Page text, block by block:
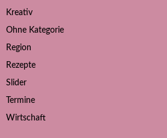
Kreativ
Ohne Kategorie
Region
Rezepte
Slider
Termine
Wirtschaft